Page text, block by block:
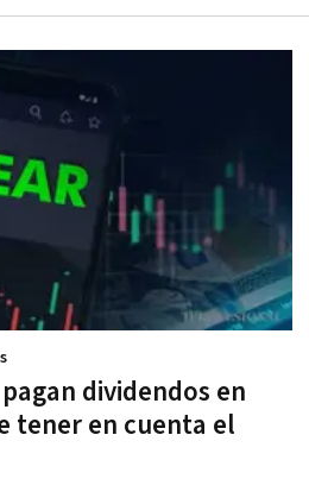
pagan dividendos en
tener en cuenta el